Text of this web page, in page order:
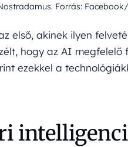
Forrás:
első, akinek ilyen
hogy az AI
ezekkel a